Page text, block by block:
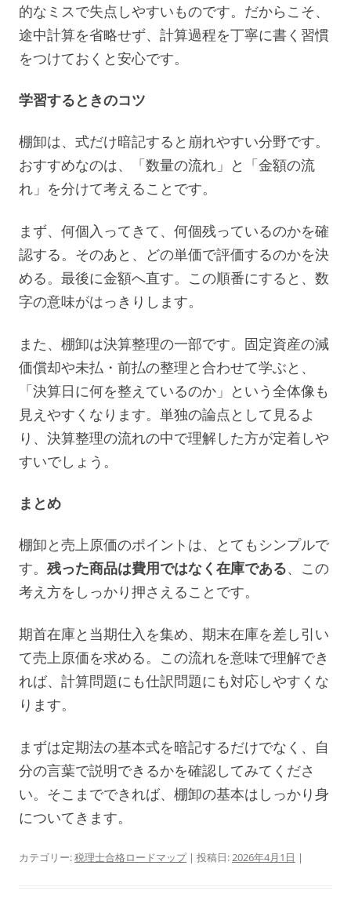
的なミスで失点しやすいものです。だからこそ、
途中計算を省略せず、計算過程を丁寧に書く習慣
をつけておくと安心です。
学習するときのコツ
棚卸は、式だけ暗記すると崩れやすい分野です。
おすすめなのは、「数量の流れ」と「金額の流
れ」を分けて考えることです。
まず、何個入ってきて、何個残っているのかを確
認する。そのあと、どの単価で評価するのかを決
める。最後に金額へ直す。この順番にすると、数
字の意味がはっきりします。
また、棚卸は決算整理の一部です。固定資産の減
価償却や未払・前払の整理と合わせて学ぶと、
「決算日に何を整えているのか」という全体像も
見えやすくなります。単独の論点として見るよ
り、決算整理の流れの中で理解した方が定着しや
すいでしょう。
まとめ
棚卸と売上原価のポイントは、とてもシンプルで
す。 残った商品は費用ではなく在庫である、この
考え方をしっかり押さえることです。
期首在庫と当期仕入を集め、期末在庫を差し引い
て売上原価を求める。この流れを意味で理解でき
れば、計算問題にも仕訳問題にも対応しやすくな
ります。
まずは定期法の基本式を暗記するだけでなく、自
分の言葉で説明できるかを確認してみてくださ
い。そこまでできれば、棚卸の基本はしっかり身
についてきます。
カテゴリー:税理士合格ロードマップ| 投稿日:2026年4月1日 |